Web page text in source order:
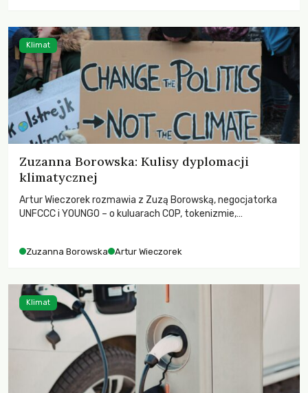
Zuzanna Borowska: Kulisy dyplomacji
klimatycznej
Artur Wieczorek rozmawia z Zuzą Borowską, negocjatorka
UNFCCC i YOUNGO – o kuluarach COP, tokenizmie,
Zuzanna Borowska Artur Wieczorek
Klimat
Klimat